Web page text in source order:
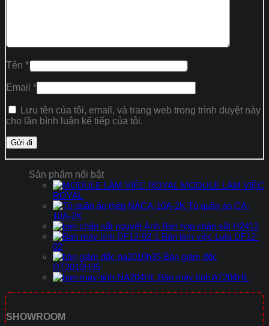
Tên *
Email *
Lưu tên của tôi, email, và trang web trong trình duyệt này
cho lần bình luận kế tiếp của tôi.
Sản phẩm nổi bật
MODULE LÀM VIỆC
ROYAL
Tủ quần áo CA-
10A-2K
Bàn họp chân sắt H2412
Bàn làm việc Lufa DF12-
02
Bàn giám đốc
DT2010H35
Bàn máy tính AT204HL
SHOWROOM